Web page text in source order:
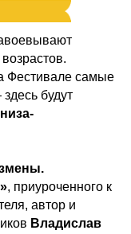
Фестивале самые
будут
, приуроченного к
автор и
Владислав